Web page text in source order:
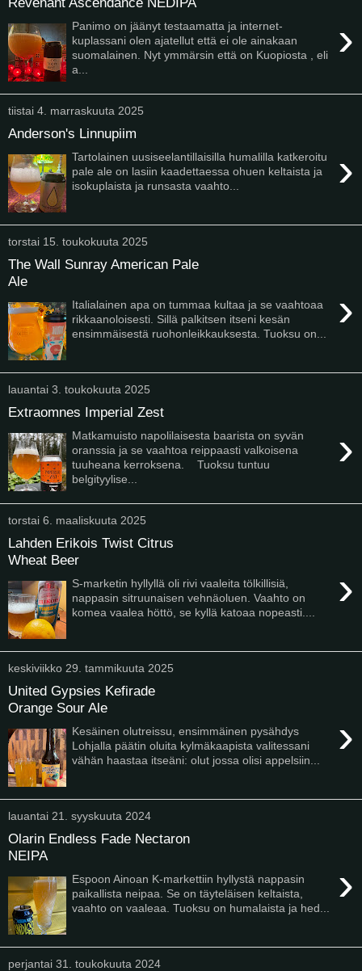
›
Panimo on jäänyt testaamatta ja internet-
kuplassani olen ajatellut että ei ole ainakaan
suomalainen. Nyt ymmärsin että on Kuopiosta , eli
a...
tiistai 4. marraskuuta 2025
Anderson's Linnupiim
›
Tartolainen uusiseelantillaisilla humalilla katkeroitu
pale ale on lasiin kaadettaessa ohuen keltaista ja
isokuplaista ja runsasta vaahto...
torstai 15. toukokuuta 2025
The Wall Sunray American Pale
Ale
›
Italialainen apa on tummaa kultaa ja se vaahtoaa
rikkaanoloisesti. Sillä palkitsen itseni kesän
ensimmäisestä ruohonleikkauksesta. Tuoksu on...
lauantai 3. toukokuuta 2025
Extraomnes Imperial Zest
›
Matkamuisto napolilaisesta baarista on syvän
oranssia ja se vaahtoa reippaasti valkoisena
tuuheana kerroksena. Tuoksu tuntuu
belgityylise...
torstai 6. maaliskuuta 2025
Lahden Erikois Twist Citrus
Wheat Beer
›
S-marketin hyllyllä oli rivi vaaleita tölkillisiä,
nappasin sitruunaisen vehnäoluen. Vaahto on
komea vaalea höttö, se kyllä katoaa nopeasti....
keskiviikko 29. tammikuuta 2025
United Gypsies Kefirade
Orange Sour Ale
›
Kesäinen olutreissu, ensimmäinen pysähdys
Lohjalla päätin oluita kylmäkaapista valitessani
vähän haastaa itseäni: olut jossa olisi appelsiin...
lauantai 21. syyskuuta 2024
Olarin Endless Fade Nectaron
NEIPA
›
Espoon Ainoan K-markettiin hyllystä nappasin
paikallista neipaa. Se on täyteläisen keltaista,
vaahto on vaaleaa. Tuoksu on humalaista ja hed...
perjantai 31. toukokuuta 2024